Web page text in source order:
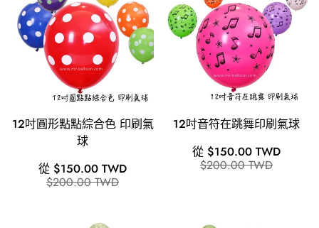
12吋圓形點點綜合色 印刷氣
球
銷
售
從 $150.00 TWD
原
價
$200.00 TWD
12吋音符在跳舞印刷氣球
銷
售
從 $150.00 TWD
原
價
$200.00 TWD